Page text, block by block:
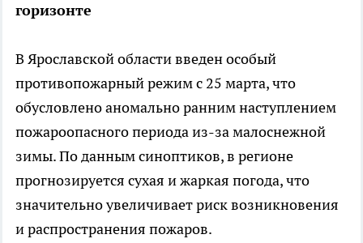
горизонте
В Ярославской области введен особый
противопожарный режим с 25 марта, что
обусловлено аномально ранним наступлением
пожароопасного периода из-за малоснежной
зимы. По данным синоптиков, в регионе
прогнозируется сухая и жаркая погода, что
значительно увеличивает риск возникновения
и распространения пожаров.